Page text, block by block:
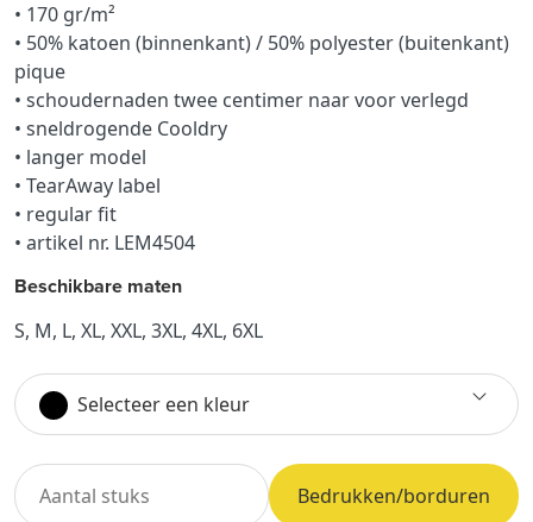
• 170 gr/m²
• 50% katoen (binnenkant) / 50% polyester (buitenkant)
pique
• schoudernaden twee centimer naar voor verlegd
• sneldrogende Cooldry
• langer model
• TearAway label
• regular fit
• artikel nr. LEM4504
Beschikbare maten
S, M, L, XL, XXL, 3XL, 4XL, 6XL
Selecteer een kleur
Bedrukken/borduren